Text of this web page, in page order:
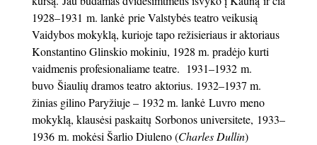
1928–1931 m. lankė prie Valstybės teatro veikusią
Vaidybos mokyklą, kurioje tapo režisieriaus ir aktoriaus
Konstantino Glinskio mokiniu, 1928 m. pradėjo kurti
vaidmenis profesionaliame teatre. 1931–1932 m.
buvo Šiaulių dramos teatro aktorius. 1932–1937 m.
žinias gilino Paryžiuje – 1932 m. lankė Luvro meno
mokyklą, klausėsi paskaitų Sorbonos universitete, 1933–
1936 m. mokėsi Šarlio Diuleno (Charles Dullin)